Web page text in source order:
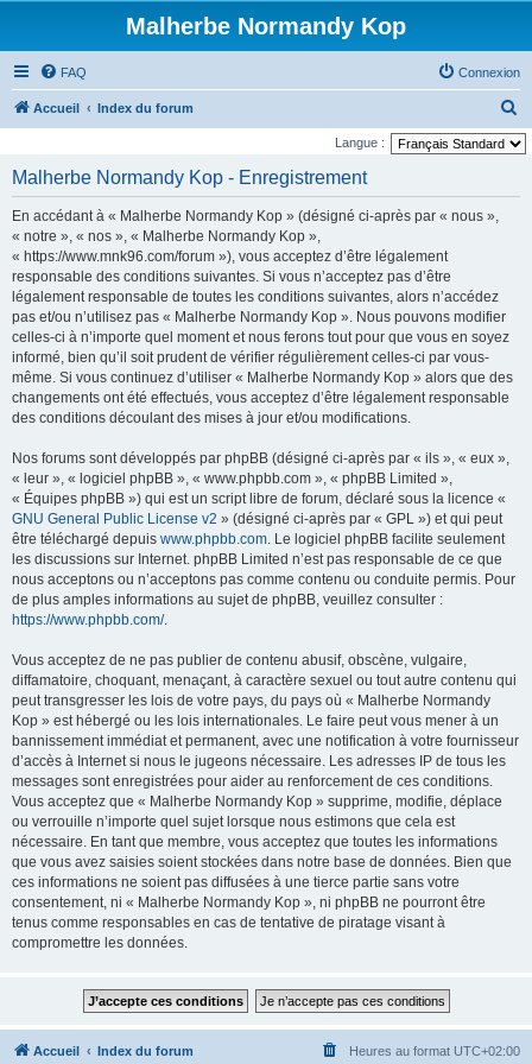
Malherbe Normandy Kop
FAQ Connexion
Accueil Index du forum
e
Langue :
Malherbe Normandy Kop - Enregistrement
En accédant à « Malherbe Normandy Kop » (désigné ci-après par « nous »,
« notre », « nos », « Malherbe Normandy Kop »,
« https://www.mnk96.com/forum »), vous acceptez d’être légalement
responsable des conditions suivantes. Si vous n’acceptez pas d’être
légalement responsable de toutes les conditions suivantes, alors n’accédez
pas et/ou n’utilisez pas « Malherbe Normandy Kop ». Nous pouvons modifier
celles-ci à n’importe quel moment et nous ferons tout pour que vous en soyez
informé, bien qu’il soit prudent de vérifier régulièrement celles-ci par vous-
même. Si vous continuez d’utiliser « Malherbe Normandy Kop » alors que des
changements ont été effectués, vous acceptez d’être légalement responsable
des conditions découlant des mises à jour et/ou modifications.
Nos forums sont développés par phpBB (désigné ci-après par « ils », « eux »,
« leur », « logiciel phpBB », « www.phpbb.com », « phpBB Limited »,
« Équipes phpBB ») qui est un script libre de forum, déclaré sous la licence «
GNU General Public License v2 » (désigné ci-après par « GPL ») et qui peut
être téléchargé depuis www.phpbb.com. Le logiciel phpBB facilite seulement
les discussions sur Internet. phpBB Limited n’est pas responsable de ce que
nous acceptons ou n’acceptons pas comme contenu ou conduite permis. Pour
de plus amples informations au sujet de phpBB, veuillez consulter :
https://www.phpbb.com/.
Vous acceptez de ne pas publier de contenu abusif, obscène, vulgaire,
diffamatoire, choquant, menaçant, à caractère sexuel ou tout autre contenu qui
peut transgresser les lois de votre pays, du pays où « Malherbe Normandy
Kop » est hébergé ou les lois internationales. Le faire peut vous mener à un
bannissement immédiat et permanent, avec une notification à votre fournisseur
d’accès à Internet si nous le jugeons nécessaire. Les adresses IP de tous les
messages sont enregistrées pour aider au renforcement de ces conditions.
Vous acceptez que « Malherbe Normandy Kop » supprime, modifie, déplace
ou verrouille n’importe quel sujet lorsque nous estimons que cela est
nécessaire. En tant que membre, vous acceptez que toutes les informations
que vous avez saisies soient stockées dans notre base de données. Bien que
ces informations ne soient pas diffusées à une tierce partie sans votre
consentement, ni « Malherbe Normandy Kop », ni phpBB ne pourront être
tenus comme responsables en cas de tentative de piratage visant à
compromettre les données.
Accueil Index du forum Heures au format UTC+02:00